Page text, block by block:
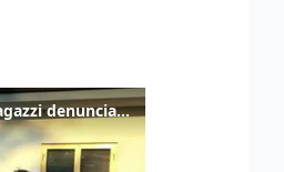
Caso Pradamano, parla uno dei ragazzi denunciati per la limonata: "Volevo anche aiutare i miei"